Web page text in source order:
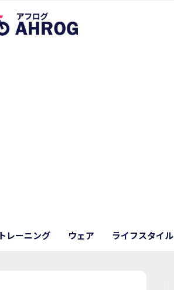
トレーニング ウェア ライフスタイル